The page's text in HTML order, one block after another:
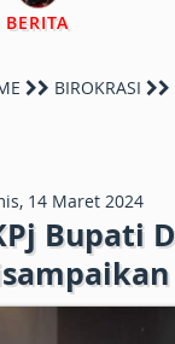
BERITA
BIROKRASI
14 Maret 2024
Bupati